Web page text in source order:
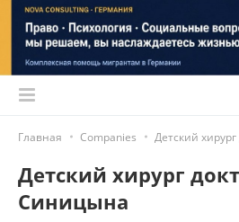
Главная Companies Детский
Детский хирург
Синицына